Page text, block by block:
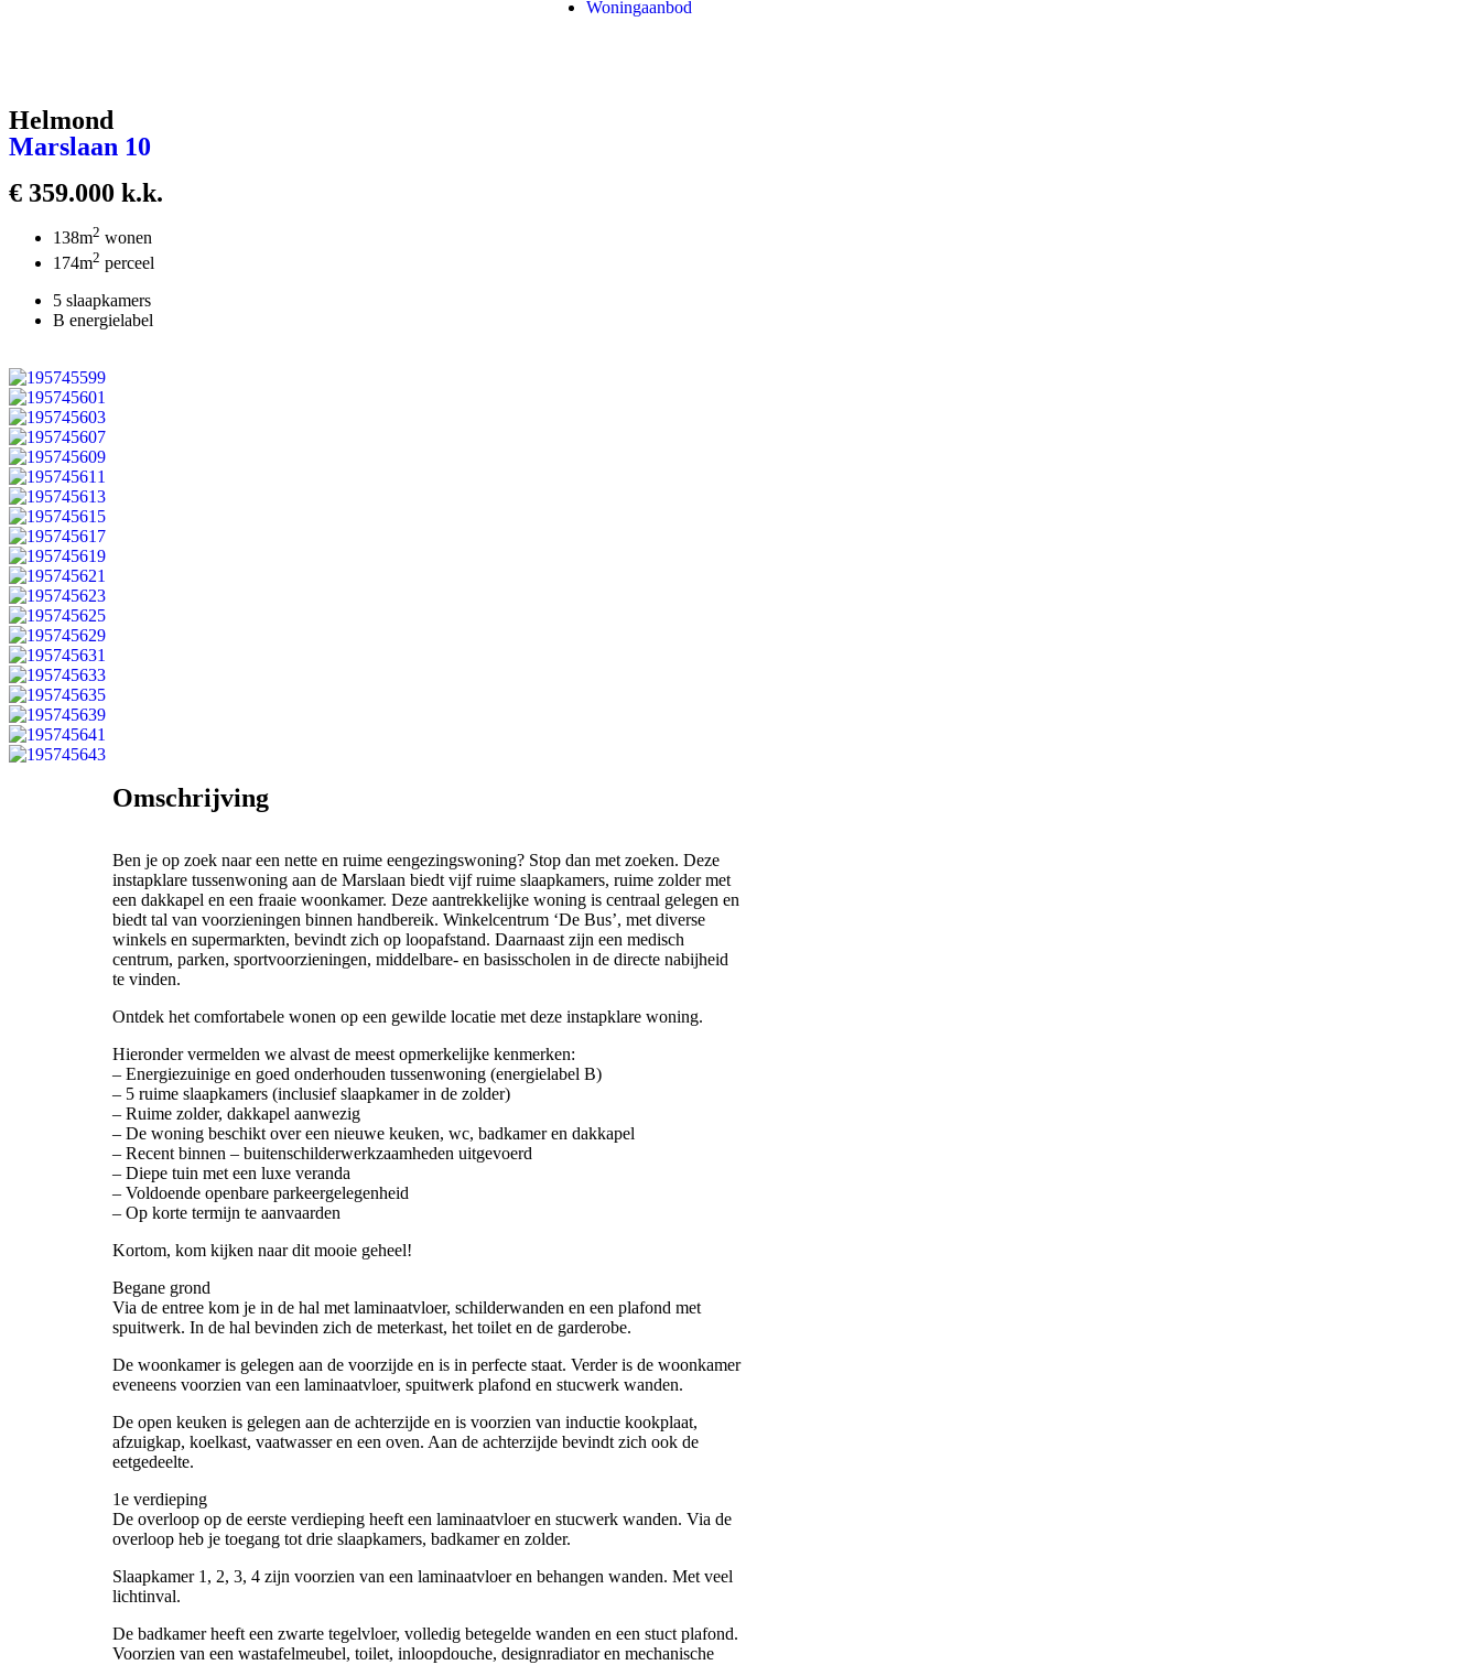
Woningaanbod
Helmond
Marslaan 10
€ 359.000 k.k.
138m2 wonen
174m2 perceel
5 slaapkamers
B energielabel
Omschrijving
Ben je op zoek naar een nette en ruime eengezingswoning? Stop dan met zoeken. Deze
instapklare tussenwoning aan de Marslaan biedt vijf ruime slaapkamers, ruime zolder met
een dakkapel en een fraaie woonkamer. Deze aantrekkelijke woning is centraal gelegen en
biedt tal van voorzieningen binnen handbereik. Winkelcentrum ‘De Bus’, met diverse
winkels en supermarkten, bevindt zich op loopafstand. Daarnaast zijn een medisch
centrum, parken, sportvoorzieningen, middelbare- en basisscholen in de directe nabijheid
te vinden.
Ontdek het comfortabele wonen op een gewilde locatie met deze instapklare woning.
Hieronder vermelden we alvast de meest opmerkelijke kenmerken:
– Energiezuinige en goed onderhouden tussenwoning (energielabel B)
– 5 ruime slaapkamers (inclusief slaapkamer in de zolder)
– Ruime zolder, dakkapel aanwezig
– De woning beschikt over een nieuwe keuken, wc, badkamer en dakkapel
– Recent binnen – buitenschilderwerkzaamheden uitgevoerd
– Diepe tuin met een luxe veranda
– Voldoende openbare parkeergelegenheid
– Op korte termijn te aanvaarden
Kortom, kom kijken naar dit mooie geheel!
Begane grond
Via de entree kom je in de hal met laminaatvloer, schilderwanden en een plafond met
spuitwerk. In de hal bevinden zich de meterkast, het toilet en de garderobe.
De woonkamer is gelegen aan de voorzijde en is in perfecte staat. Verder is de woonkamer
eveneens voorzien van een laminaatvloer, spuitwerk plafond en stucwerk wanden.
De open keuken is gelegen aan de achterzijde en is voorzien van inductie kookplaat,
afzuigkap, koelkast, vaatwasser en een oven. Aan de achterzijde bevindt zich ook de
eetgedeelte.
1e verdieping
De overloop op de eerste verdieping heeft een laminaatvloer en stucwerk wanden. Via de
overloop heb je toegang tot drie slaapkamers, badkamer en zolder.
Slaapkamer 1, 2, 3, 4 zijn voorzien van een laminaatvloer en behangen wanden. Met veel
lichtinval.
De badkamer heeft een zwarte tegelvloer, volledig betegelde wanden en een stuct plafond.
Voorzien van een wastafelmeubel, toilet, inloopdouche, designradiator en mechanische